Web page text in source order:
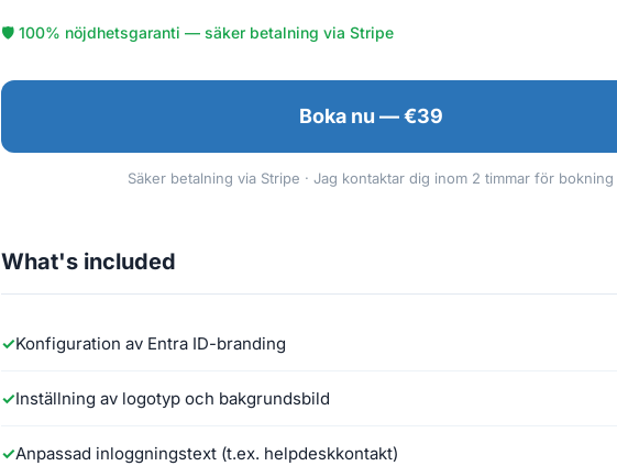
🛡 100% nöjdhetsgaranti — säker betalning via Stripe
Boka nu — €39
Säker betalning via Stripe · Jag kontaktar dig inom 2 timmar för bokning
What's included
Konfiguration av Entra ID-branding
Inställning av logotyp och bakgrundsbild
Anpassad inloggningstext (t.ex. helpdeskkontakt)